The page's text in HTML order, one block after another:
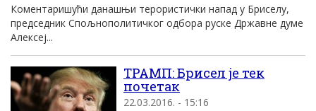
Коментаришући данашњи терористички напад у Бриселу,
председник Спољнополитичког одбора руске Државне думе
Алексеј...
TРАМП: Брисел jе тек
почетак
22.03.2016. - 15:16